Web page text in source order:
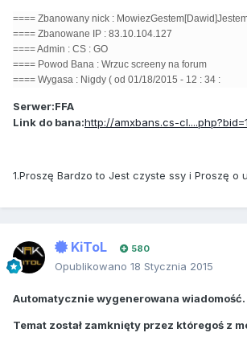
==== Zbanowany nick :
==== Zbanowane IP : 83.10.104.127
==== Admin : CS : GO
==== Powod Bana : Wrzuc screeny na forum
==== Wygasa : Nigdy ( od 01/18/2015 - 12 : 34 :
Serwer:FFA
Link do bana:http://amxbans.cs-
1.Proszę Bardzo to Jest czyste ssy i Proszę o
KiToL 580
Opublikowano 18 Stycznia 2015
Automatycznie wygenerowana wiadomość.
Temat został zamknięty przez któregoś z